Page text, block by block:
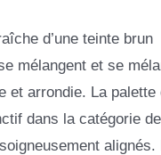
d’une teinte brun
mélangent et se
et arrondie. La palette
dans la catégorie
alignés.